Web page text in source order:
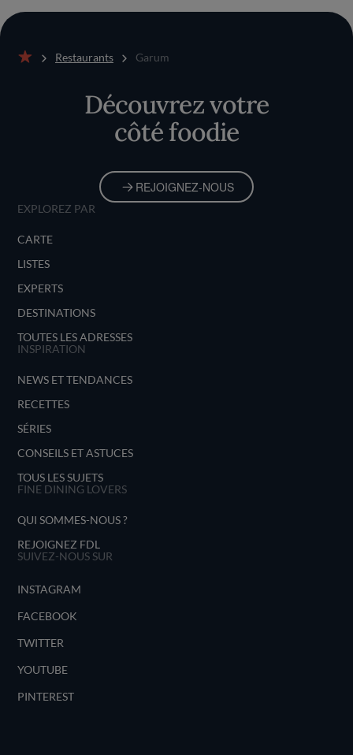
Restaurants Garum
Découvrez votre
côté foodie
REJOIGNEZ-NOUS
EXPLOREZ PAR
CARTE
LISTES
EXPERTS
DESTINATIONS
TOUTES LES ADRESSES
INSPIRATION
NEWS ET TENDANCES
RECETTES
SÉRIES
CONSEILS ET ASTUCES
TOUS LES SUJETS
FINE DINING LOVERS
QUI SOMMES-NOUS ?
REJOIGNEZ FDL
SUIVEZ-NOUS SUR
INSTAGRAM
FACEBOOK
TWITTER
YOUTUBE
PINTEREST